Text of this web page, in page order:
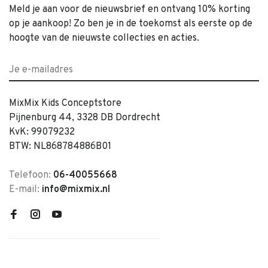
Meld je aan voor de nieuwsbrief en ontvang 10% korting
op je aankoop! Zo ben je in de toekomst als eerste op de
hoogte van de nieuwste collecties en acties.
MixMix Kids Conceptstore
Pijnenburg 44, 3328 DB Dordrecht
KvK: 99079232
BTW: NL868784886B01
Telefoon: 06-40055668
E-mail: info@mixmix.nl